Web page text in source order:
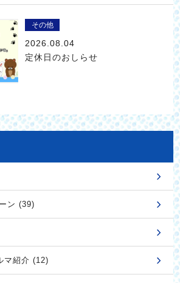
その他
2026.08.04
定休日のおしらせ
ン (39)
マ紹介 (12)